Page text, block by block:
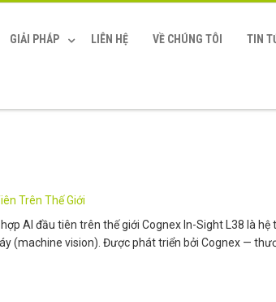
GIẢI PHÁP LIÊN HỆ VỀ CHÚNG TÔI TIN
Trên Thế Giới
AI đầu tiên trên thế giới Cognex In-Sight L38 là
(machine vision). Được phát triển bởi Cognex —